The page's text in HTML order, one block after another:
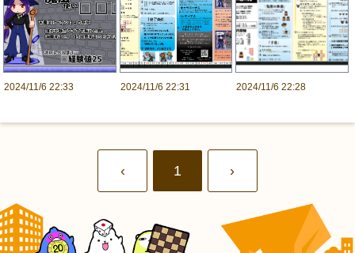
2024/11/6 22:33 2024/11/6 22:31 2024/11/6 22:28
‹ 1 ›